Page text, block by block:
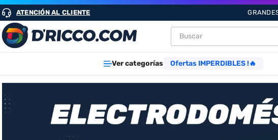
ATENCIÓN AL CLIENTE
Buscar
Ver categorías Ofertas IMPERDIBLES !🔥
TÉRMINOS MÁS BUSCADOS
1. heladeras
. lavarropas